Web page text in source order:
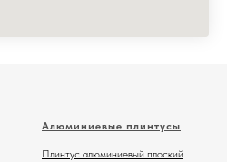
Алюминиевые плинтусы
Плинтус алюминиевый плоский